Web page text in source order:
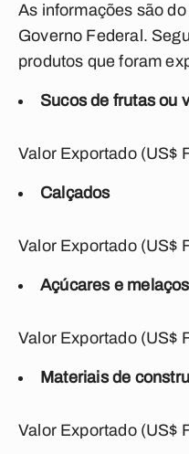
As informações são
Governo Federal.
produtos que foram
Sucos de frutas ou
Valor Exportado (US$
Calçados
Valor Exportado (US$
Açúcares e melaços
Valor Exportado (US$
Materiais de
Valor Exportado (US$